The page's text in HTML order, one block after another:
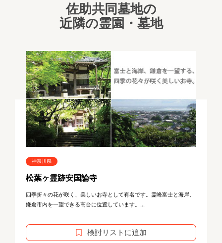
佐助共同墓地の
近隣の霊園・墓地
神奈川県
松葉ヶ霊跡安国論寺
四季折々の花が咲く、美しいお寺として有名です。霊峰富士と海岸、
鎌倉市内を一望できる高台に位置しています。...
検討リストに追加